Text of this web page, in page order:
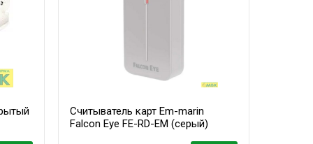
Считыватель карт Em-marin
Falcon Eye FE-RD-EM (серый)